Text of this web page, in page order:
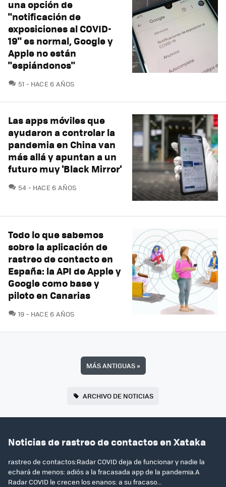
una opción de
"notificación de
exposiciones al COVID-
19" es normal, Google y
Apple no están
"espiándonos"
51 COMENTARIOS
HACE 6 AÑOS
Las apps móviles que
ayudaron a controlar la
pandemia en China van
más allá y apuntan a un
futuro muy 'Black Mirror'
54 COMENTARIOS
HACE 6 AÑOS
Todo lo que sabemos
sobre la aplicación de
rastreo de contacto en
España: la API de Apple y
Google como base y
piloto en Canarias
19 COMENTARIOS
HACE 6 AÑOS
MÁS ANTIGUAS»
ARCHIVO DE NOTICIAS
Noticias de rastreo de contactos en Xataka
rastreo de contactos:Radar COVID deja de funcionar y nadie la
echará de menos: adiós a la fracasada app de la pandemia.A
Radar COVID le crecen los enanos: a su fracaso...